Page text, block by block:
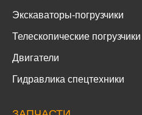
Экскаваторы-погрузчики
Телескопические погрузчики
Двигатели
Гидравлика спецтехники